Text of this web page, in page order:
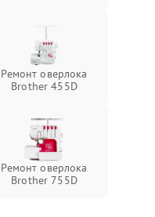
Ремонт оверлока
Brother 455D
Ремонт оверлока
Brother 755D